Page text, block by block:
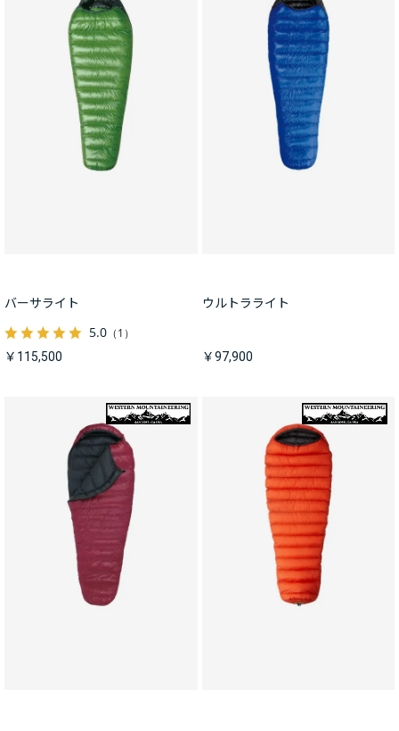
バーサライト
5.0 （1）
￥115,500
ウルトラライト
￥97,900